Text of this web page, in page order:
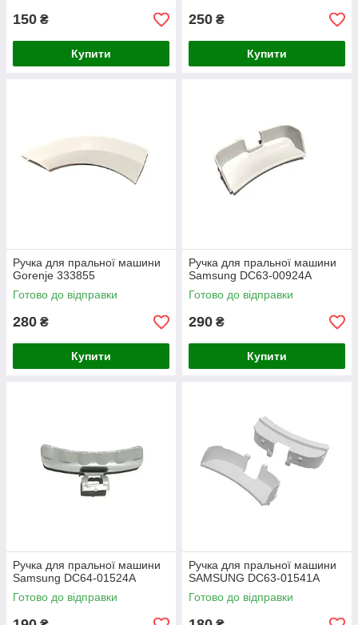
150 ₴
Купити
250 ₴
Купити
Ручка для пральної машини
Gorenje 333855
Готово до відправки
280 ₴
Купити
Ручка для пральної машини
Samsung DC63-00924A
Готово до відправки
290 ₴
Купити
Ручка для пральної машини
Samsung DC64-01524A
Готово до відправки
Ручка для пральної машини
SAMSUNG DC63-01541A
Готово до відправки